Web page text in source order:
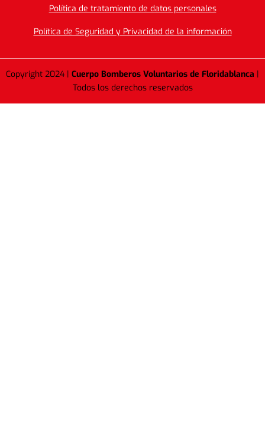
Política de tratamiento de datos personales
Política de Seguridad y Privacidad de la información
Copyright 2024 | Cuerpo Bomberos Voluntarios de Floridablanca |
Todos los derechos reservados